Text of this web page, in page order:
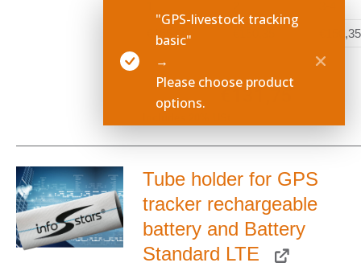
€155,00
€150,35
155,00 131,75
Tube holder for GPS
tracker rechargeable
battery and Battery
Standard LTE
"GPS-livestock tracking
basic"
→
Please choose product
options.